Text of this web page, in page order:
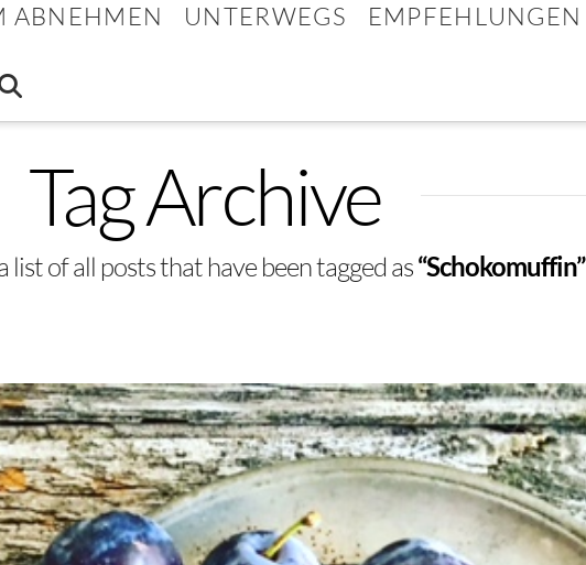
ABNEHMEN UNTERWEGS EMPFEHLUNGEN
Tag Archive
list of all posts that have been tagged as“Schokomuffin”